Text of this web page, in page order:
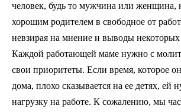
человек, будь то мужчина или женщина,
хорошим родителем в свободное от
невзирая на мнение и выводы некоторых
Каждой работающей маме нужно с
свои приоритеты. Если время, которое
дома, плохо сказывается на ее детях, ей
нагрузку на работе. К сожалению, мы